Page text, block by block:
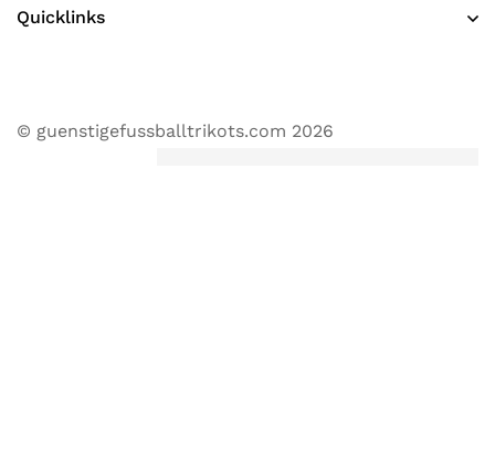
Quicklinks
© guenstigefussballtrikots.com 2026